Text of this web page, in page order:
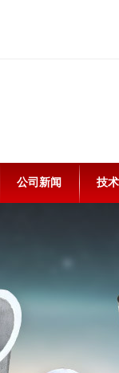
公司新闻 技